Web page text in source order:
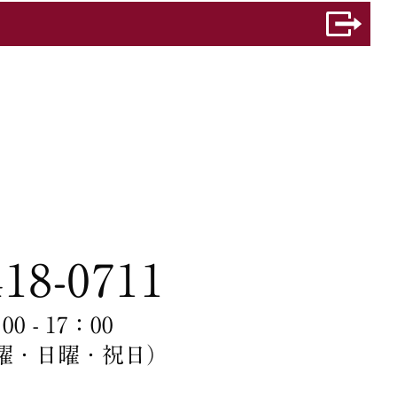
0711
- 17：00
・日曜・祝日）